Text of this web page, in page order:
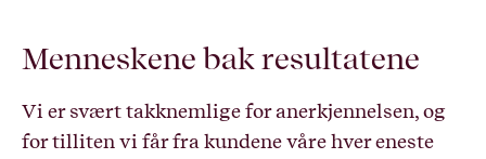
Menneskene bak resultatene
Vi er svært takknemlige for anerkjennelsen, og
for tilliten vi får fra kundene våre hver eneste